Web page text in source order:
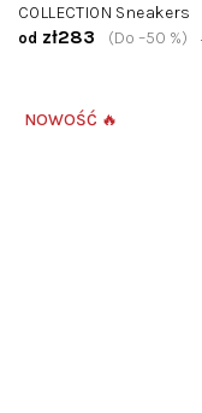
COLLECTION Sneakers
od zł283 (Do –50 %)
NOWOŚĆ 🔥